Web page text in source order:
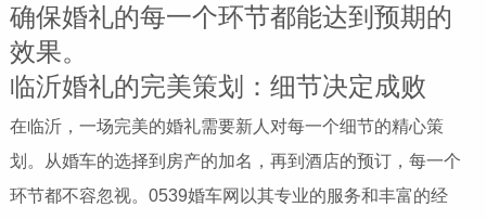
确保婚礼的每一个环节都能达到预期的
效果。
临沂婚礼的完美策划：细节决定成败
在临沂，一场完美的婚礼需要新人对每一个细节的精心策
划。从婚车的选择到房产的加名，再到酒店的预订，每一个
环节都不容忽视。0539婚车网以其专业的服务和丰富的经